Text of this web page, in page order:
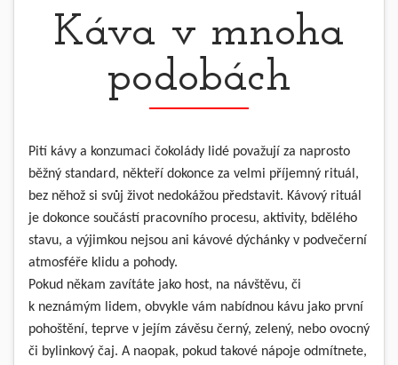
Káva v mnoha
podobách
Pití kávy a konzumaci čokolády lidé považují za naprosto
běžný standard, někteří dokonce za velmi příjemný rituál,
bez něhož si svůj život nedokážou představit. Kávový rituál
je dokonce součástí pracovního procesu, aktivity, bdělého
stavu, a výjimkou nejsou ani kávové dýchánky v podvečerní
atmosféře klidu a pohody.
Pokud někam zavítáte jako host, na návštěvu, či
k neznámým lidem, obvykle vám nabídnou kávu jako první
pohoštění, teprve v jejím závěsu černý, zelený, nebo ovocný
či bylinkový čaj. A naopak, pokud takové nápoje odmítnete,